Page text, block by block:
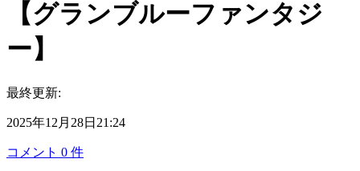
【グランブルーファンタジ
ー】
最終更新:
2025年12月28日21:24
コメント 0 件